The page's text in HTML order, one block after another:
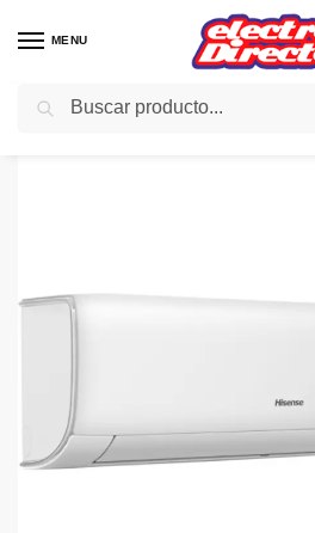
MENU
Inicio Climatización / Aire Acondicionado